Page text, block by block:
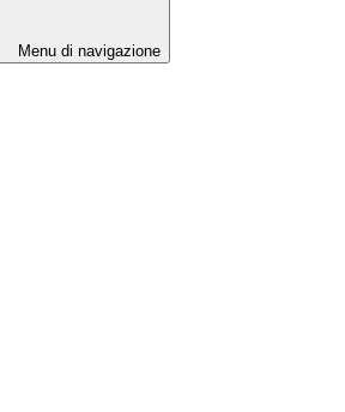
Menu di navigazione